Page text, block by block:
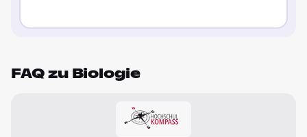
FAQ zu Biologie